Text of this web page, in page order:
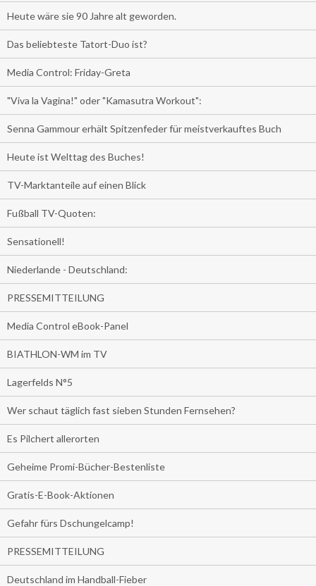
Heute wäre sie 90 Jahre alt geworden.
Das beliebteste Tatort-Duo ist?
Media Control: Friday-Greta
"Viva la Vagina!" oder "Kamasutra Workout":
Senna Gammour erhält Spitzenfeder für meistverkauftes Buch
Heute ist Welttag des Buches!
TV-Marktanteile auf einen Blick
Fußball TV-Quoten:
Sensationell!
Niederlande - Deutschland:
PRESSEMITTEILUNG
Media Control eBook-Panel
BIATHLON-WM im TV
Lagerfelds N°5
Wer schaut täglich fast sieben Stunden Fernsehen?
Es Pilchert allerorten
Geheime Promi-Bücher-Bestenliste
Gratis-E-Book-Aktionen
Gefahr fürs Dschungelcamp!
PRESSEMITTEILUNG
Deutschland im Handball-Fieber